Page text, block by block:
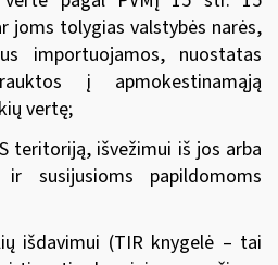
joms tolygias valstybės narės,
importuojamos, nuostatas
į apmokestinamąją
vertę;
teritoriją, išvežimui iš jos arba
susijusioms papildomoms
išdavimui (TIR knygelė – tai